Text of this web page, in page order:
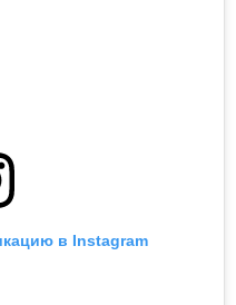
в Instagram